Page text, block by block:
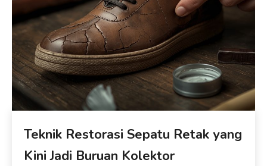
Teknik Restorasi Sepatu Retak yang
Kini Jadi Buruan Kolektor